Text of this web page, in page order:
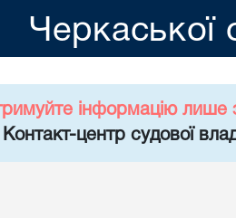
Черкаської
інформацію лише
центр судової